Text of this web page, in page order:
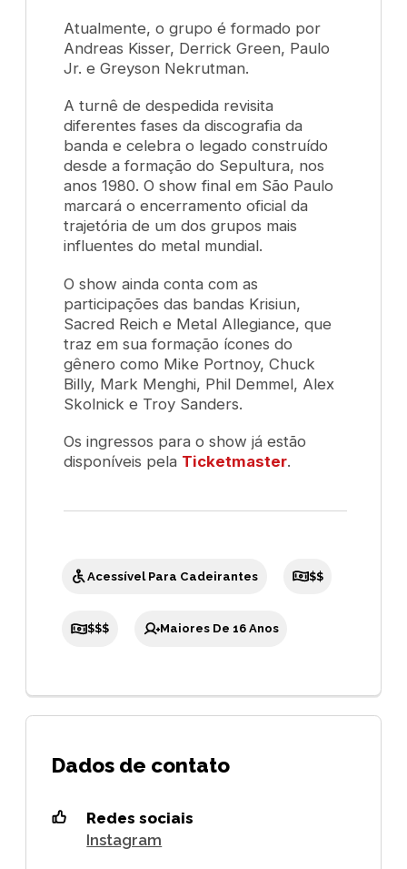
Atualmente, o grupo é formado por
Andreas Kisser, Derrick Green, Paulo
Jr. e Greyson Nekrutman.
A turnê de despedida revisita
diferentes fases da discografia da
banda e celebra o legado construído
desde a formação do Sepultura, nos
anos 1980. O show final em São Paulo
marcará o encerramento oficial da
trajetória de um dos grupos mais
influentes do metal mundial.
O show ainda conta com as
participações das bandas Krisiun,
Sacred Reich e Metal Allegiance, que
traz em sua formação ícones do
gênero como Mike Portnoy, Chuck
Billy, Mark Menghi, Phil Demmel, Alex
Skolnick e Troy Sanders.
Os ingressos para o show já estão
disponíveis pela Ticketmaster.
Acessível Para Cadeirantes $$
$$$ Maiores De 16 Anos
Dados de contato
Redes sociais
Instagram